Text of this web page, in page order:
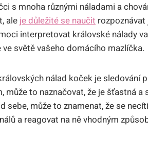
s mnoha různými náladami a
ale je důležité se naučit
interpretovat královské nálady
světě vašeho domácího mazlíčka.
nálad koček je sledování
může to naznačovat, že je šťastná
sebe, může to znamenat, že se
a reagovat na ně vhodným